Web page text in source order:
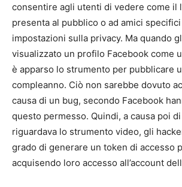
consentire agli utenti di vedere come il
presenta al pubblico o ad amici
impostazioni sulla privacy. Ma quando
visualizzato un profilo Facebook come
è apparso lo strumento per pubblicare
compleanno. Ciò non sarebbe dovuto
causa di un bug, secondo Facebook
questo permesso. Quindi, a causa poi
riguardava lo strumento video, gli
grado di generare un token di accesso
acquisendo loro accesso all’account